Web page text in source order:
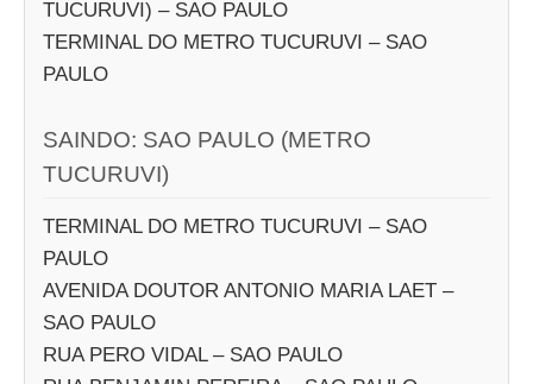
TUCURUVI) – SAO PAULO
TERMINAL DO METRO TUCURUVI – SAO
PAULO
SAINDO: SAO PAULO (METRO
TUCURUVI)
TERMINAL DO METRO TUCURUVI – SAO
PAULO
AVENIDA DOUTOR ANTONIO MARIA LAET –
SAO PAULO
RUA PERO VIDAL – SAO PAULO